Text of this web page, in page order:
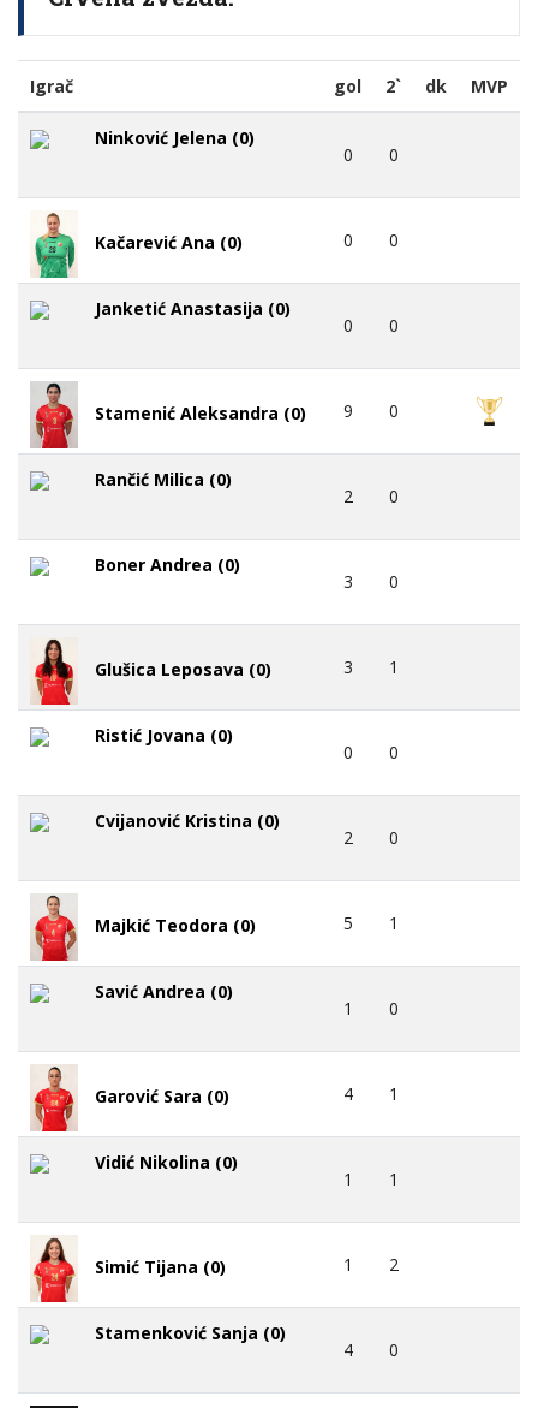
Igrač gol 2` dk MVP
Ninković Jelena (0)
0 0
Kačarević Ana (0) 0 0
Janketić Anastasija (0)
0 0
Stamenić Aleksandra (0) 9 0
Rančić Milica (0)
2 0
Boner Andrea (0)
3 0
Glušica Leposava (0) 3 1
Ristić Jovana (0)
0 0
Cvijanović Kristina (0)
2 0
Majkić Teodora (0) 5 1
Savić Andrea (0)
1 0
Garović Sara (0) 4 1
Vidić Nikolina (0)
1 1
Simić Tijana (0) 1 2
Stamenković Sanja (0)
4 0